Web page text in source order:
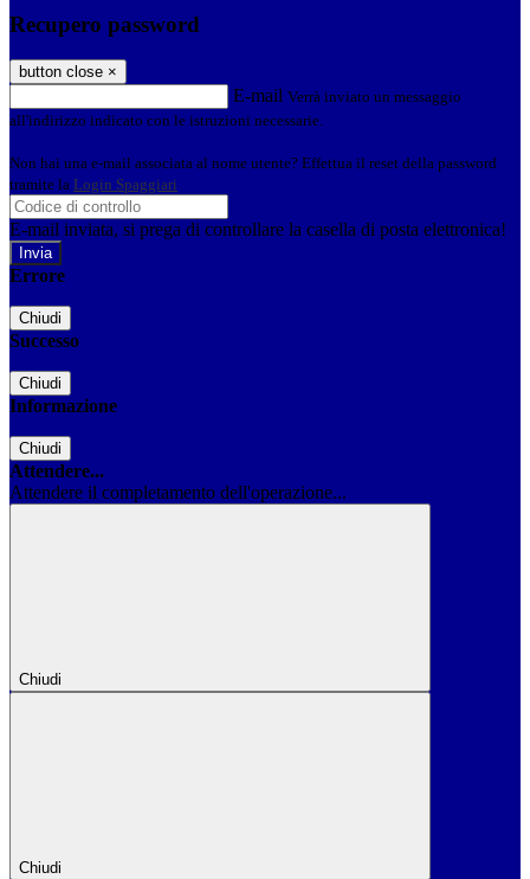
Recupero password
button close ×
E-mail Verrà inviato un messaggio
all'indirizzo indicato con le istruzioni necessarie.
Non hai una e-mail associata al nome utente? Effettua il reset della password
tramite la Login Spaggiari
E-mail inviata, si prega di controllare la casella di posta elettronica!
Errore
Chiudi
Successo
Chiudi
Informazione
Chiudi
Attendere...
Attendere il completamento dell'operazione...
Chiudi
Chiudi